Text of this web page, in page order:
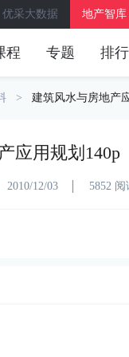
优采大数据 地产智库
程 专题 排
建筑风水与房地产
应用规划140p
2010/12/03 5852 阅